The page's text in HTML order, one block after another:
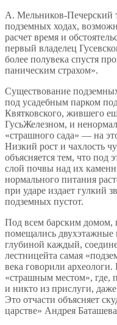
А. Мельников-Печерский
подземных ходах,
расчет время и
первый владелец
более полувека спустя
паническим страхом».
Существование
под усадебным парком
Квятковского, жившего
ГусьЖелезном, и
«страшного сада» — на
Низкий рост и чахлость
объясняется тем, что под
слой почвы над их
нормального питания
при ударе издает гулкий
подземных пустот.
Под всем барским домом,
помещались
глубиной каждый,
лестницейта самая
века говорили
«страшным местом», где,
и никто из прислуги,
Это отчасти объясняет
царстве» Андрея